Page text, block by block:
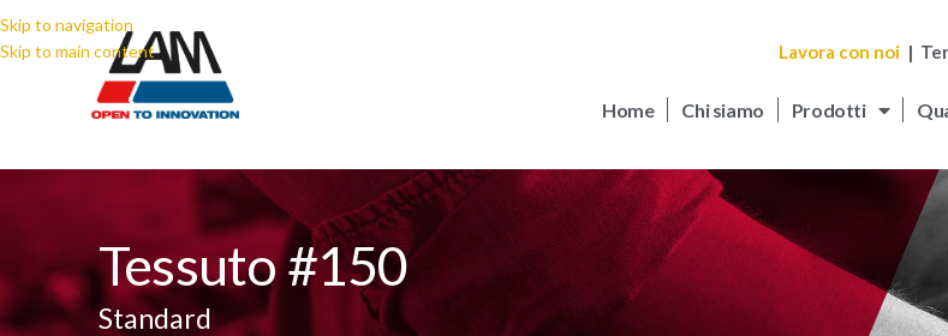
Skip to navigation
Skip to main content
Lavora con noi |
Home Chi siamo Prodotti
Tessuto #150
Standard